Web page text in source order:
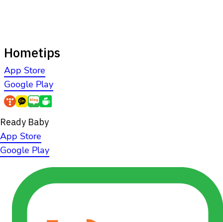
Hometips
App Store
Google Play
Ready Baby
App Store
Google Play